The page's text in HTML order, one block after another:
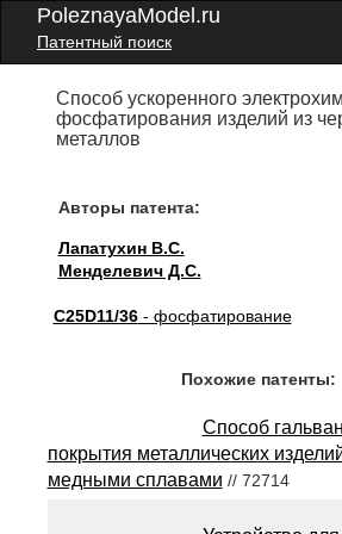
PoleznayaModel.ru
Патентный поиск
Способ ускоренного
фосфатирования изделий из
металлов
Авторы патента:
Лапатухин В.С.
Менделевич Д.С.
C25D11/36- фосфатирование
Похожие патенты:
Способ
покрытия металлических
медными сплавами // 72714